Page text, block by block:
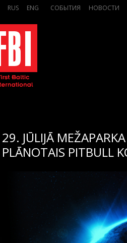
RUS ENG СОБЫТИЯ НОВОСТИ
29. JŪLIJĀ
PLĀNOTAIS PITBULL